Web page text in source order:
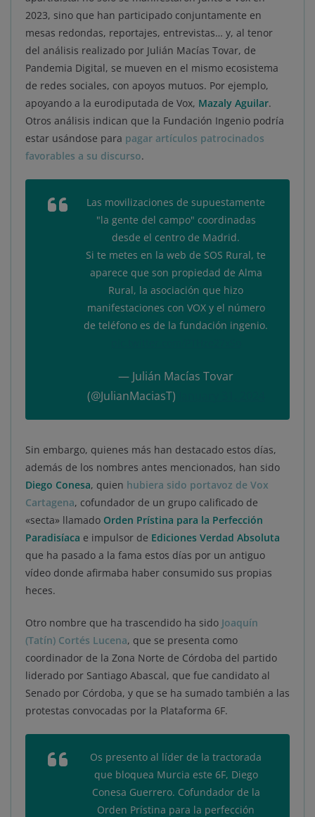
2023, sino que han participado conjuntamente en
mesas redondas, reportajes, entrevistas… y, al tenor
del análisis realizado por Julián Macías Tovar, de
Pandemia Digital, se mueven en el mismo ecosistema
de redes sociales, con apoyos mutuos. Por ejemplo,
apoyando a la eurodiputada de Vox, Mazaly Aguilar.
Otros análisis indican que la Fundación Ingenio podría
estar usándose para pagar artículos patrocinados
favorables a su discurso.
Las movilizaciones de supuestamente
"la gente del campo" coordinadas
desde el centro de Madrid.
Si te metes en la web de SOS Rural, te
aparece que son propiedad de Alma
Rural, la asociación que hizo
manifestaciones con VOX y el número
de teléfono es de la fundación ingenio.
— Julián Macías Tovar
(@JulianMaciasT)
Sin embargo, quienes más han destacado estos días,
además de los nombres antes mencionados, han sido
Diego Conesa, quien hubiera sido portavoz de Vox
Cartagena, cofundador de un grupo calificado de
«secta» llamado Orden Prístina para la Perfección
Paradisíaca e impulsor de Ediciones Verdad Absoluta
que ha pasado a la fama estos días por un antiguo
vídeo donde afirmaba haber consumido sus propias
heces.
Otro nombre que ha trascendido ha sido Joaquín
(Tatín) Cortés Lucena, que se presenta como
coordinador de la Zona Norte de Córdoba del partido
liderado por Santiago Abascal, que fue candidato al
Senado por Córdoba, y que se ha sumado también a las
protestas convocadas por la Plataforma 6F.
Os presento al líder de la tractorada
que bloquea Murcia este 6F, Diego
Conesa Guerrero. Cofundador de la
Orden Prístina para la perfección